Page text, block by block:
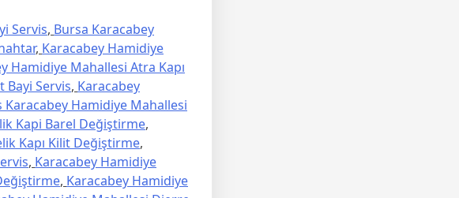
Servis, Bursa Karacabey
, Karacabey Hamidiye
Hamidiye Mahallesi Atra Kapı
Bayi Servis, Karacabey
Karacabey Hamidiye Mahallesi
Kapi Barel Değiştirme,
Kapı Kilit Değiştirme,
, Karacabey Hamidiye
, Karacabey Hamidiye